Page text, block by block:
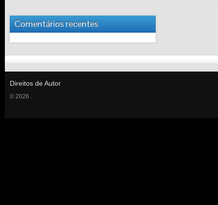
Comentários recentes
Direitos de Autor
© 2026 .